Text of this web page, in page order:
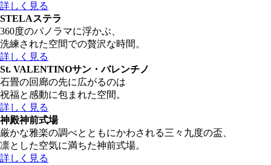
詳しく見る
STELAステラ
360度のパノラマに浮かぶ、
洗練された空間での贅沢な時間。
詳しく見る
St. VALENTINOサン・バレンチノ
石畳の回廊の先に広がるのは
祝福と感動に包まれた空間。
詳しく見る
神殿神前式場
厳かな雅楽の調べとともにかわされる三々九度の盃、
凛とした空気に満ちた神前式場。
詳しく見る